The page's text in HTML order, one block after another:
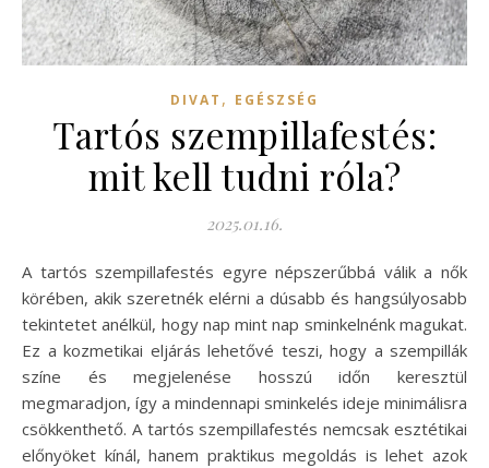
DIVAT , EGÉSZSÉG
Tartós szempillafestés:
mit kell tudni róla?
2025.01.16.
A tartós szempillafestés egyre népszerűbbá válik a nők
körében, akik szeretnék elérni a dúsabb és hangsúlyosabb
tekintetet anélkül, hogy nap mint nap sminkelnénk magukat.
Ez a kozmetikai eljárás lehetővé teszi, hogy a szempillák
színe és megjelenése hosszú időn keresztül
megmaradjon, így a mindennapi sminkelés ideje minimálisra
csökkenthető. A tartós szempillafestés nemcsak esztétikai
előnyöket kínál, hanem praktikus megoldás is lehet azok